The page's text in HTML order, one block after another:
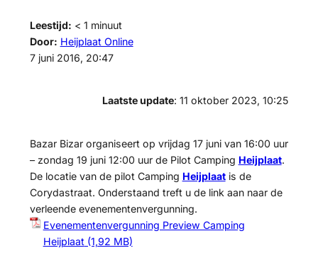
Leestijd: < 1 minuut
Door: Heijplaat Online
7 juni 2016, 20:47
Laatste update: 11 oktober 2023, 10:25
Bazar Bizar organiseert op vrijdag 17 juni van 16:00 uur
– zondag 19 juni 12:00 uur de Pilot Camping Heijplaat.
De locatie van de pilot Camping Heijplaatis de
Corydastraat. Onderstaand treft u de link aan naar de
verleende evenementenvergunning.
Evenementenvergunning Preview Camping
Heijplaat